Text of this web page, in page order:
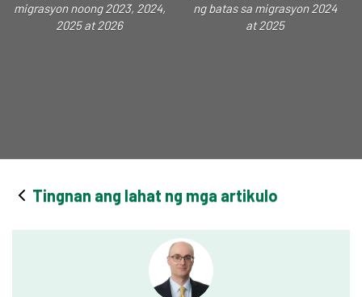
migrasyon noong 2023, 2024,
2025 at 2026
ng batas sa migrasyon 2024
at 2025
Tingnan ang lahat ng mga artikulo